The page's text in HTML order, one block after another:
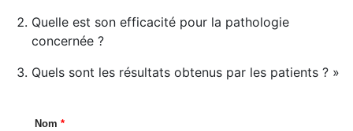
Quelle est son efficacité pour la pathologie
concernée ?
Quels sont les résultats obtenus par les patients ? »
Nom *